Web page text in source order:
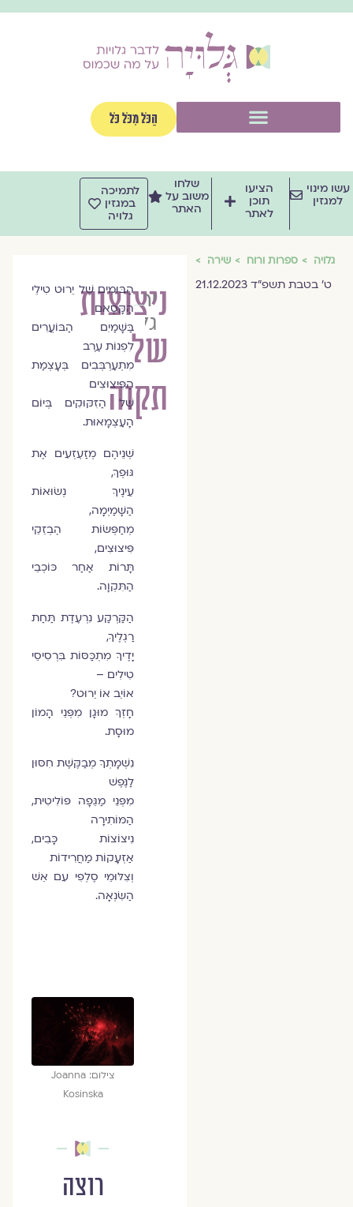
הַכֹּל מִכֹּל כֹּל
מינוי
למגזין
הציעו
תוכן
לאתר
שלחו
משוב על
האתר
לתמיכה
במגזין
גלויה
גלויה ספרות ורוח שירה
ט׳ בטבת תשפ״ד 21.12.2023
ניצוצות
של
תקוה
יהורם
גלילי
הַבּוּמִים שֶׁל יֵרוּט טִילֵי
הַקָּסָאם
בַּשָּׁמַיִם הַבּוֹעֲרִים
לִפְנוֹת עֶרֶב
מִתְעַרְבְּבִים בְּעָצְמַת
הַפִּיצוּצִים
שֶׁל הַזִּקּוּקִים בְּיוֹם
הָעַצְמָאוּת.
שְׁנֵיהֶם מְזַעְזְעִים אֶת
גּוּפְךָ,
עֵינֶיךָ נְשׂוּאוֹת
הַשָּׁמַיְמָה,
מְחַפְּשׂוֹת הֶבְזֵקֵי
פִּיצוּצִים,
תָּרוֹת אַחַר כּוֹכְבֵי
הַתִּקְוָה.
הַקַּרְקַע נִרְעֶדֶת תַּחַת
רַגְלֶיךָ,
יָדֶיךָ מִתְכַּסּוֹת בִּרְסִיסֵי
טִילִים –
אוֹיֵב אוֹ יֵרוּט?
חָזְךָ מוּגָן מִפְּנֵי הָמוֹן
מוּסָת.
נִשְׁמָתְךָ מְבַקֶּשֶׁת חִסּוּן
לַנֶּפֶשׁ
מִפְּנֵי מַגֵּפָה פּוֹלִיטִית,
הַמּוֹתִירָה
נִיצוֹצוֹת כָּבִים,
אַזְעָקוֹת מַחֲרִידוֹת
וְצִלּוּמֵי סֶלְפִי עִם אֵשׁ
הַשִּׂנְאָה.
צילום: Joanna
Kosinska
רוצה